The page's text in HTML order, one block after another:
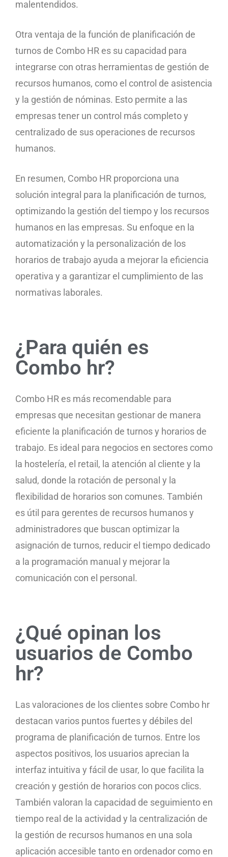
malentendidos.
Otra ventaja de la función de planificación de
turnos de Combo HR es su capacidad para
integrarse con otras herramientas de gestión de
recursos humanos, como el control de asistencia
y la gestión de nóminas. Esto permite a las
empresas tener un control más completo y
centralizado de sus operaciones de recursos
humanos.
En resumen, Combo HR proporciona una
solución integral para la planificación de turnos,
optimizando la gestión del tiempo y los recursos
humanos en las empresas. Su enfoque en la
automatización y la personalización de los
horarios de trabajo ayuda a mejorar la eficiencia
operativa y a garantizar el cumplimiento de las
normativas laborales.
¿Para quién es
Combo hr?
Combo HR es más recomendable para
empresas que necesitan gestionar de manera
eficiente la planificación de turnos y horarios de
trabajo. Es ideal para negocios en sectores como
la hostelería, el retail, la atención al cliente y la
salud, donde la rotación de personal y la
flexibilidad de horarios son comunes. También
es útil para gerentes de recursos humanos y
administradores que buscan optimizar la
asignación de turnos, reducir el tiempo dedicado
a la programación manual y mejorar la
comunicación con el personal.
¿Qué opinan los
usuarios de Combo
hr?
Las valoraciones de los clientes sobre Combo hr
destacan varios puntos fuertes y débiles del
programa de planificación de turnos. Entre los
aspectos positivos, los usuarios aprecian la
interfaz intuitiva y fácil de usar, lo que facilita la
creación y gestión de horarios con pocos clics.
También valoran la capacidad de seguimiento en
tiempo real de la actividad y la centralización de
la gestión de recursos humanos en una sola
aplicación accesible tanto en ordenador como en